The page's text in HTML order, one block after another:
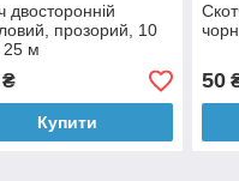
двосторонній
прозорий, 10
м
Купити
50